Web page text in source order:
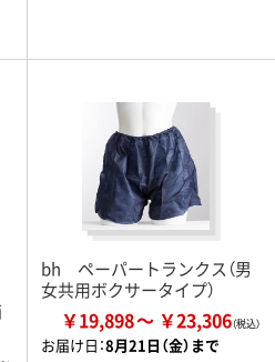
bh ペーパートランクス（男
女共用ボクサータイプ）
￥19,898 ￥23,306
お届け日：8月21日（金）まで